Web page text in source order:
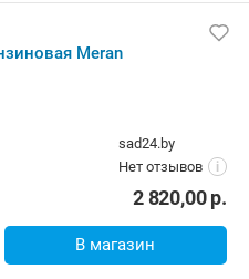
Meran
sad24.by
Нет отзывов
i
2 820,00р.
В магазин